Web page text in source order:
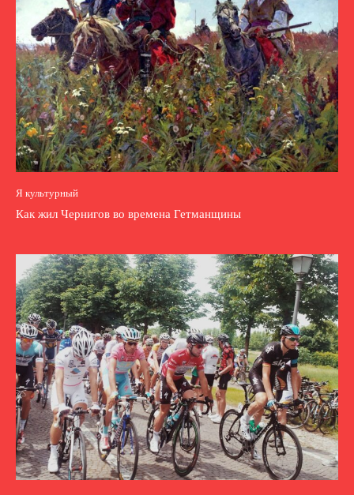
Я культурный
Как жил Чернигов во времена Гетманщины